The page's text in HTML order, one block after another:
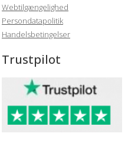
Webtilgængelighed
Persondatapolitik
Handelsbetingelser
Trustpilot